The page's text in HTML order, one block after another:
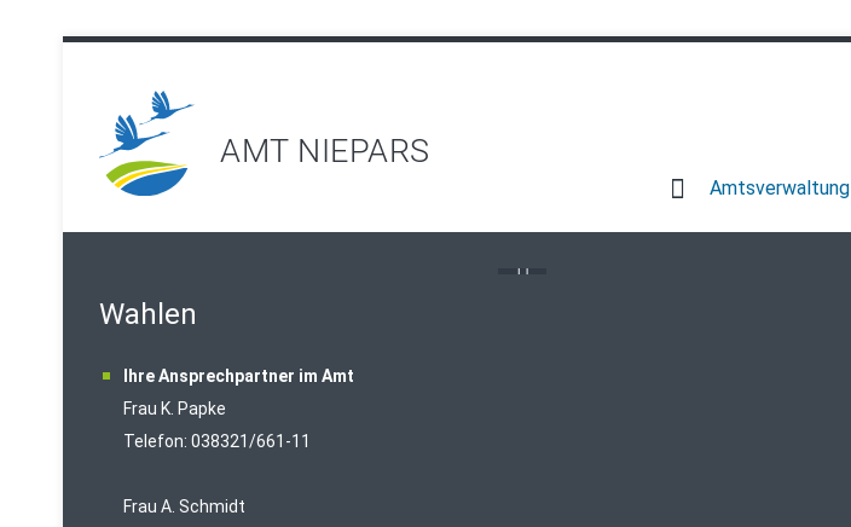
AMT NIEPARS
überspringenAmtsverwaltung
Wahlen
Ihre Ansprechpartner im Amt
Frau K. Papke
Telefon: 038321/661-11
Frau A. Schmidt